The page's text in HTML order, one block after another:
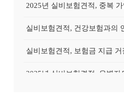
2025년 실비보험견적, 중복
실비보험견적, 건강보험과의
실비보험견적, 보험금 지급